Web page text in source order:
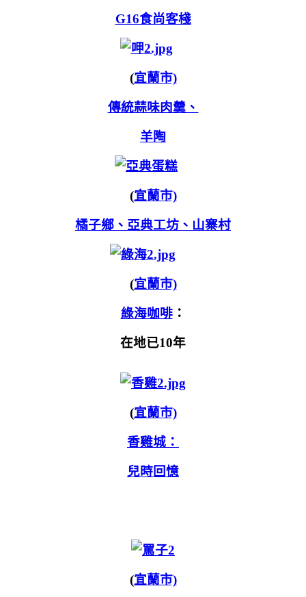
G16食尚客棧
(宜蘭市)
傳統蒜味肉羹、
羊陶
(宜蘭市)
橘子鄉、亞典工坊、山寨村
(宜蘭市)
綠海咖啡：
在地已10年
(宜蘭市)
香雞城：
兒時回憶
(宜蘭市)